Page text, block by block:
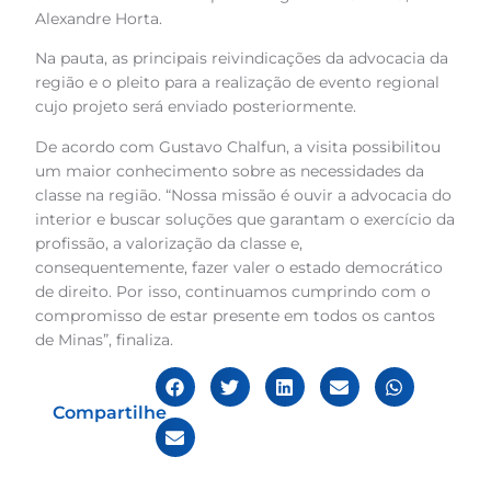
Alexandre Horta.
Na pauta, as principais reivindicações da advocacia da
região e o pleito para a realização de evento regional
cujo projeto será enviado posteriormente.
De acordo com Gustavo Chalfun, a visita possibilitou
um maior conhecimento sobre as necessidades da
classe na região. “Nossa missão é ouvir a advocacia do
interior e buscar soluções que garantam o exercício da
profissão, a valorização da classe e,
consequentemente, fazer valer o estado democrático
de direito. Por isso, continuamos cumprindo com o
compromisso de estar presente em todos os cantos
de Minas”, finaliza.
Compartilhe